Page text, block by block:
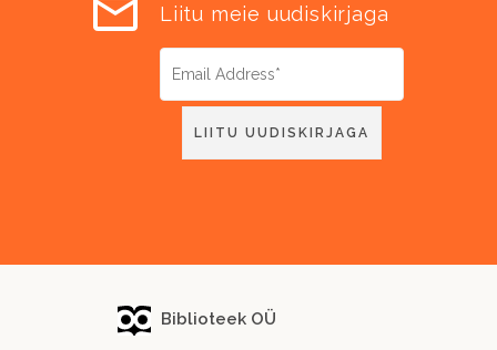
Liitu meie uudiskirjaga
Biblioteek OÜ